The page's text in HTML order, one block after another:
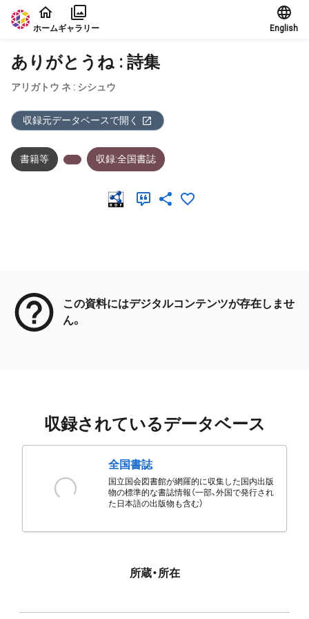
本文に飛ぶ
ホームギャラリー English
ありがとうね : 詩集
アリガトウ ネ : シシュウ
収録元データベースで開く
書籍等 収録:全国書誌
この資料にはデジタルコンテンツが存在しませ
ん。
収録されているデータベース
全国書誌
国立国会図書館が網羅的に収集した国内出版
物の標準的な書誌情報（一部、外国で発行され
た日本語の出版物も含む）
所蔵・所在